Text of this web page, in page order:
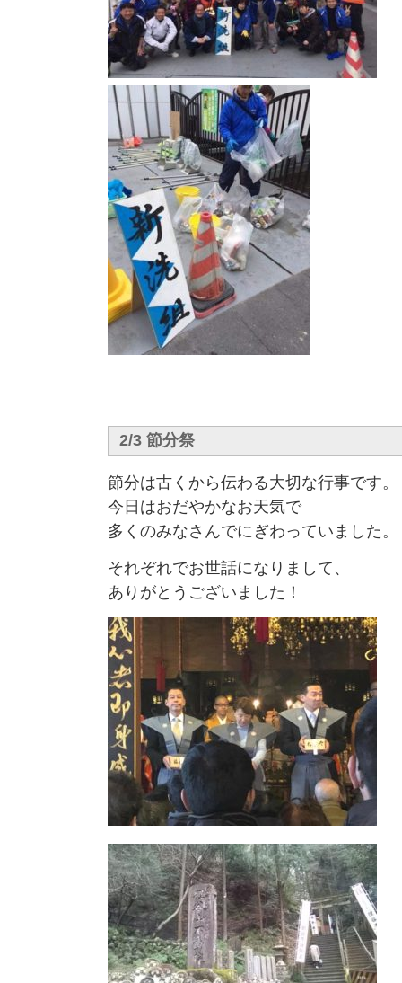
2/3 節分祭
節分は古くから伝わる大切な行事です。
今日はおだやかなお天気で
多くのみなさんでにぎわっていました。
それぞれでお世話になりまして、
ありがとうございました！